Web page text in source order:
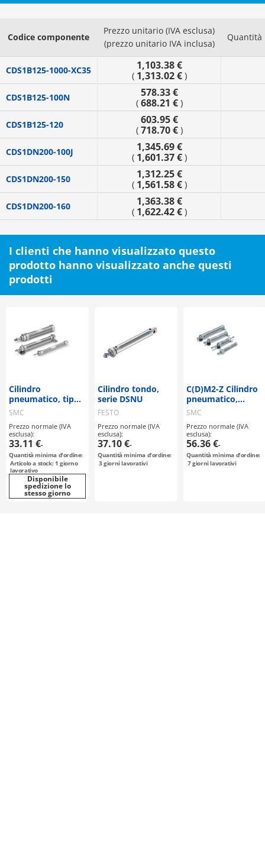
Codice componente
Prezzo unitario (IVA esclusa)
(prezzo unitario IVA inclusa)
CDS1B125-1000-XC35 1,103.38 €
( 1,313.02 €)
CDS1B125-100N 578.33 €
( 688.21 €)
CDS1B125-120 603.95 €
( 718.70 €)
CDS1DN200-100J 1,345.69 €
( 1,601.37 €)
CDS1DN200-150 1,312.25 €
( 1,561.58 €)
CDS1DN200-160 1,363.38 €
( 1,622.42 €)
I clienti che hanno visualizzato questo
prodotto hanno visualizzato anche questi
prodotti
Cilindro
pneumatico, tipo
standard, doppia
azione, asta
singola serie C85
SMC
Prezzo normale (IVA
esclusa):
33.11 €-
Quantità minima d'ordine:
Articolo a stock: 1 giorno
lavorativo
Disponibile
spedizione lo
stesso giorno
Cilindro tondo,
serie DSNU
FESTO
Prezzo normale (IVA
esclusa):
37.10 €-
Quantità minima d'ordine:
3giorni lavorativi
C(D)M2-Z Cilindro
pneumatico,
doppio effeto,
stelo semplice
SMC
Prezzo normale (IVA
esclusa):
56.36 €-
Quantità minima d'ordine:
7giorni lavorativi